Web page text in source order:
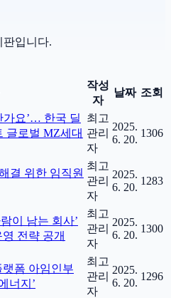
판입니다.
작성
자
날짜 조회
가요’… 한국 딜
글로벌 MZ세대
최고
관리
자
2025.
6. 20.
1306
결 위한 임직원
최고
관리
자
2025.
6. 20.
1283
이 남는 회사’
전략 공개
최고
관리
자
2025.
6. 20.
1300
폼 아임인부
너지’
최고
관리
자
2025.
6. 20.
1296